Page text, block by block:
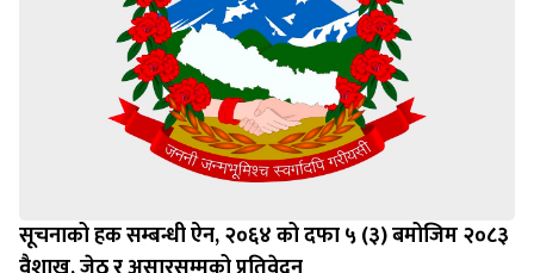
सूचनाको हक सम्बन्धी ऐन, २०६४ को दफा ५ (३) बमोजिम २०८३